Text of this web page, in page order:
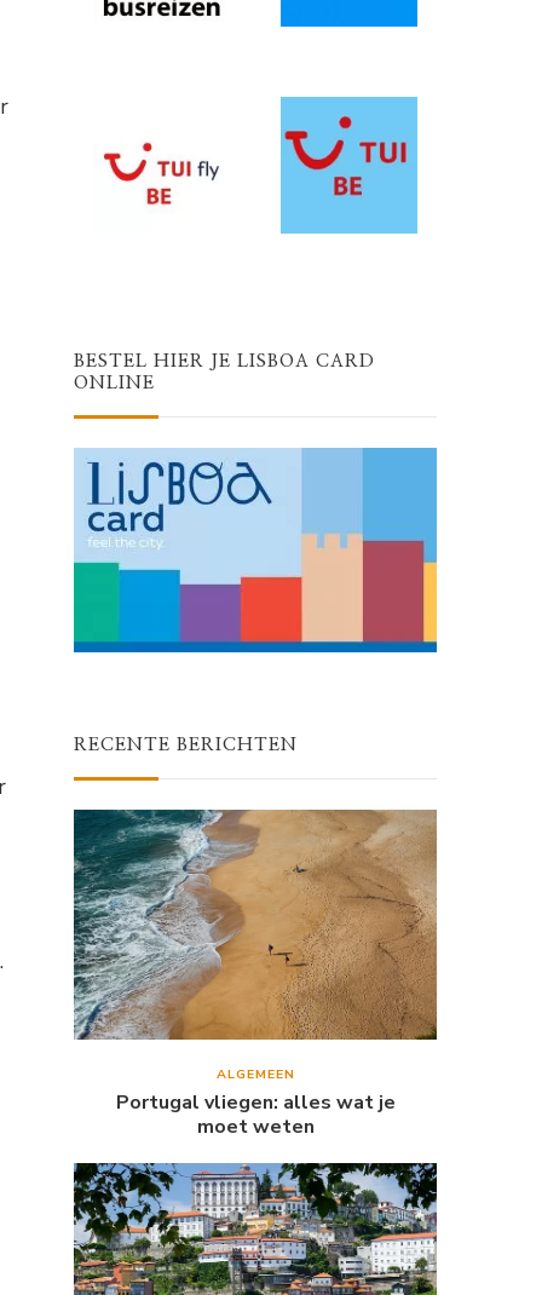
BESTEL HIER JE LISBOA CARD
ONLINE
RECENTE BERICHTEN
ALGEMEEN
Portugal vliegen: alles wat je
moet weten